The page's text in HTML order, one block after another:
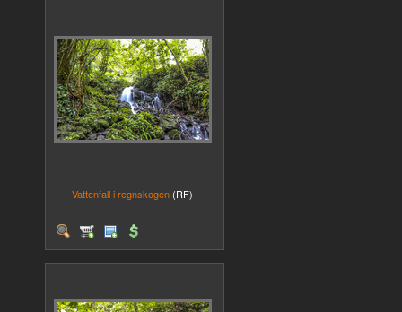
Vattenfall i regnskogen (RF)